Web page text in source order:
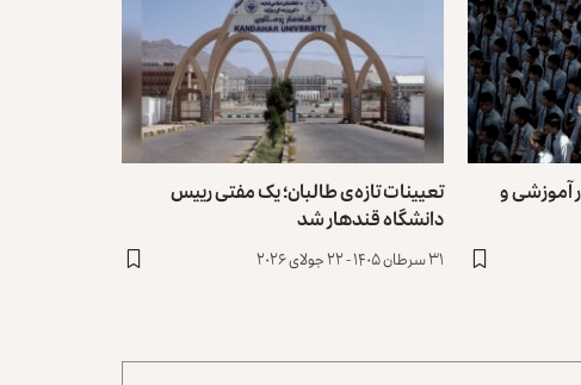
آموزشی و تعیینات تازه‌ی طالبان؛ یک مفتی رییس
دانشگاه قندهار شد
۳۱ سرطان ۱۴۰۵ - ۲۲ جولای ۲۰۲۶